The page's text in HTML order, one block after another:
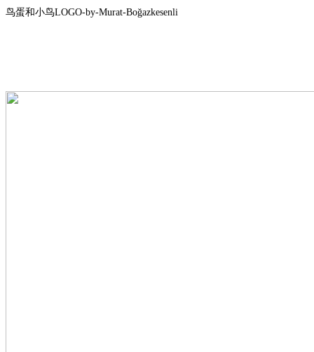
鸟蛋和小鸟LOGO-by-Murat-Boğazkesenli